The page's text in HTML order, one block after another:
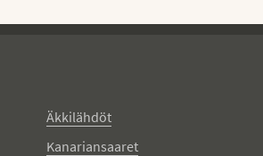
Äkkilähdöt
Kanariansaaret